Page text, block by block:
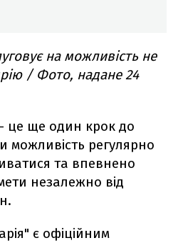
на можливість не
/ Фото, надане 24
це ще один крок до
можливість регулярно
та впевнено
незалежно від
є офіційним